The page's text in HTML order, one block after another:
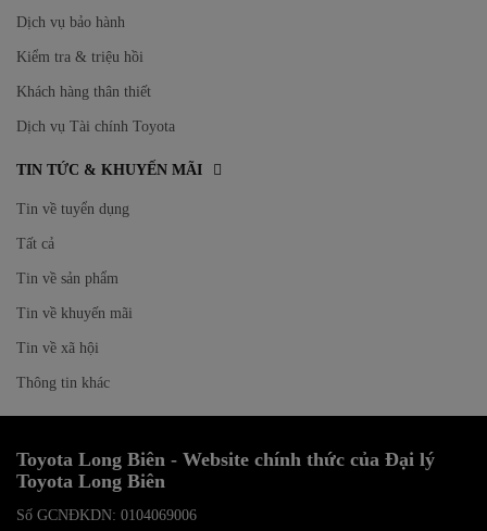
Dịch vụ bảo hành
Kiểm tra & triệu hồi
Khách hàng thân thiết
Dịch vụ Tài chính Toyota
TIN TỨC & KHUYẾN MÃI
Tin về tuyển dụng
Tất cả
Tin về sản phẩm
Tin về khuyến mãi
Tin về xã hội
Thông tin khác
Toyota Long Biên - Website chính thức của Đại lý
Toyota Long Biên
Số GCNĐKDN: 0104069006